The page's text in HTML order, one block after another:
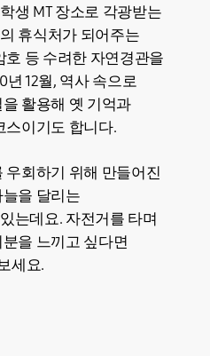
생 MT 장소로 각광받는
휴식처가 되어주는
호 등 수려한 자연경관을
년 12월, 역사 속으로
활용해 옛 기억과
스이기도 합니다.
우회하기 위해 만들어진
을 달리는
는데요. 자전거를 타며
을 느끼고 싶다면
세요.